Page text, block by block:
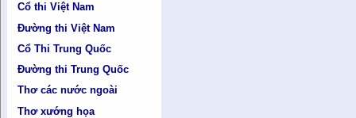
Cổ thi Việt Nam
Đường thi Việt Nam
Cổ Thi Trung Quốc
Đường thi Trung Quốc
Thơ các nước ngoài
Thơ xướng họa